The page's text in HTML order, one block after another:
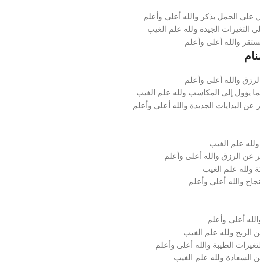
على الحمل بذكر والله أعلى وأعلم
التغيرات الجيدة ولله علم الغيب
والله أعلى وأعلم
والله أعلى وأعلم
يؤول إلى المكاسب ولله علم الغيب
البدايات الجديدة والله أعلى وأعلم
علم الغيب
عن الرزق والله أعلى وأعلم
ولله علم الغيب
والله أعلى وأعلم
أعلى وأعلم
الربح ولله علم الغيب
الطيبة والله أعلى وأعلم
السعادة ولله علم الغيب